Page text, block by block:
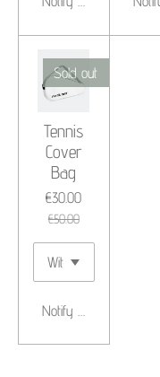
Sold out
Tennis
Cover
Bag
€30.00
€50.00
Notify me when